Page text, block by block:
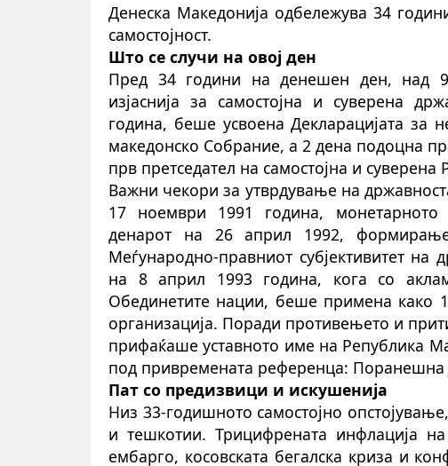
Денеска Македонија одбележува 34
самостојност.
Што се случи на овој ден
Пред 34 години на денешен ден, над
изјаснија за самостојна и суверена
година, беше усвоена Декларацијата за
македонско Собрание, а 2 дена подоцна
прв претседател на самостојна и
Важни чекори за утврдување на
17 ноември 1991 година, монетарното
денарот на 26 април 1992,
Меѓународно-правниот субјективитет
на 8 април 1993 година, кога со
Обединетите нации, беше примена како
организација. Поради противењето и
прифаќаше уставното име на Република
под привремената референца: Поранешна
Пат со предизвици и искушенија
Низ 33-годишното самостојно
и тешкотии. Трицифрената инфлација
ембарго, косовската бегалска криза и